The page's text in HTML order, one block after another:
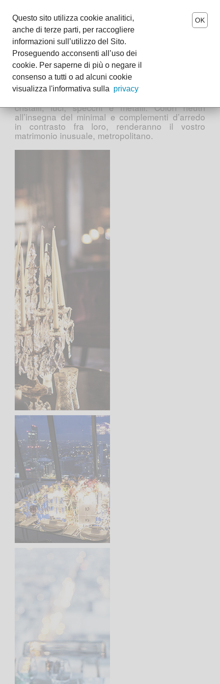
MENU
it-en
The Tearose World
Wedding
Boutiques
Urban Wedding
Spazi industriali, loft, attici, angoli segreti e
cortili nascosti. Le città offrono una selezione di
cristalli, luci, specchi e metalli. Colori neutri
all’insegna del minimal e complementi d’arredo
in contrasto fra loro, renderanno il vostro
matrimonio inusuale, metropolitano.
Questo sito utilizza cookie analitici,
anche di terze parti, per raccogliere
informazioni sull’utilizzo del Sito.
Proseguendo acconsenti all’uso dei
cookie. Per saperne di più o negare il
consenso a tutti o ad alcuni cookie
visualizza l'informativa sulla privacy
OK